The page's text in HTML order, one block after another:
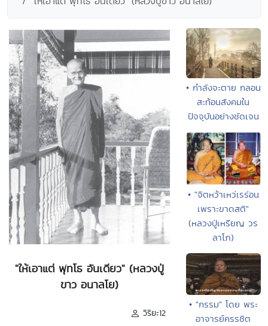
"ให้เอาแต่ พุทโธ อันเดียว" (หลวงปู่
ขาว อนาลโย)
วิริยะ12
• กำลังจะตาย กลอน
สะท้อนสังคมใน
ปัจจุบันอย่างชัดเจน
• "จิตหว้าเหว่เรร่อน
เพราะขาดสติ"
(หลวงปู่เหรียญ วร
ลาโภ)
• "กรรม" โดย พระ
อาจารย์ครรชิต